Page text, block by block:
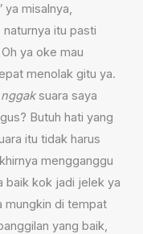
ya misalnya,
naturnya itu pasti
ya oke mau
menolak gitu ya.
nggaksuara saya
Butuh hati yang
itu tidak harus
mengganggu
baik kok jadi jelek ya
mungkin di tempat
yang baik,